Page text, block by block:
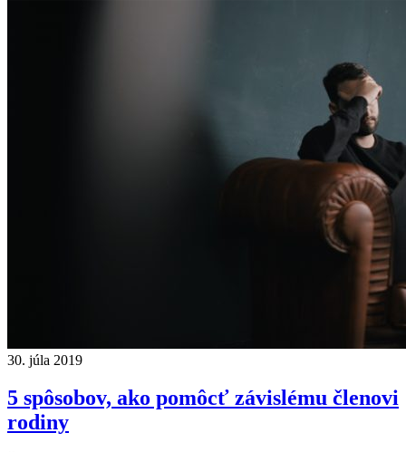
30. júla 2019
5 spôsobov, ako pomôcť závislému členovi
rodiny